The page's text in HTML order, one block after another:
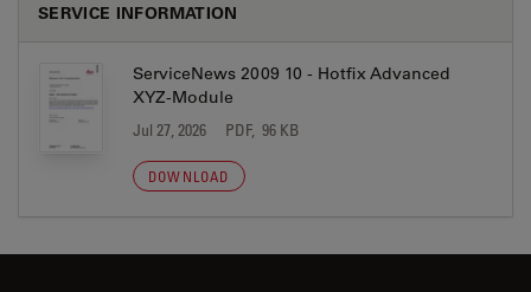
SERVICE INFORMATION
ServiceNews 2009 10 - Hotfix Advanced
XYZ-Module
Jul 27, 2026 PDF, 96 KB
DOWNLOAD